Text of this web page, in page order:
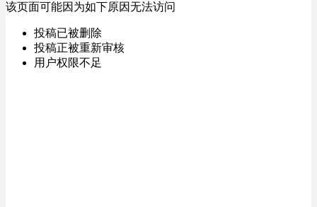
该页面可能因为如下原因无法访问
投稿已被删除
投稿正被重新审核
用户权限不足